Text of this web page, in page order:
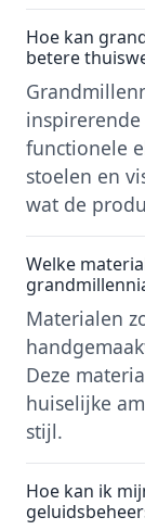
Hoe kan
betere
functionele
stoelen en
wat de
Welke
Materialen
Deze
huiselijke
stijl.
Hoe kan ik